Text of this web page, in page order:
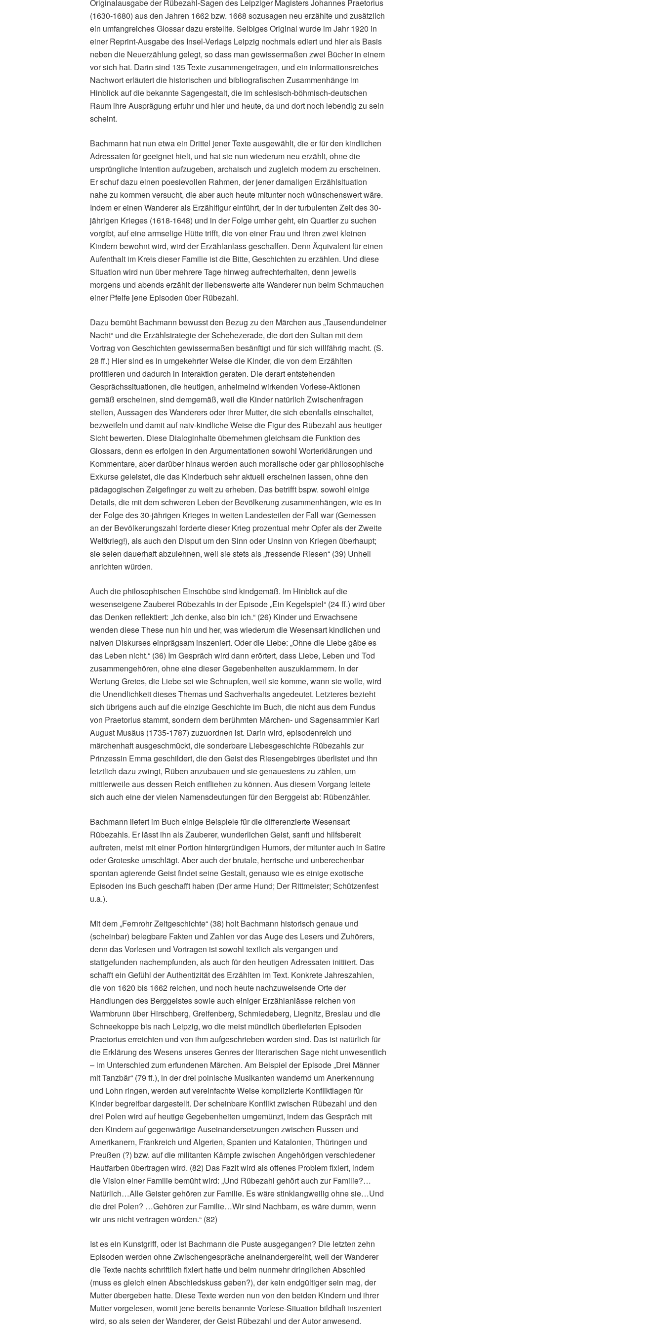
Originalausgabe der Rübezahl-Sagen des Leipziger Magisters Johannes Praetorius
(1630-1680) aus den Jahren 1662 bzw. 1668 sozusagen neu erzählte und zusätzlich
ein umfangreiches Glossar dazu erstellte. Selbiges Original wurde im Jahr 1920 in
einer Reprint-Ausgabe des Insel-Verlags Leipzig nochmals ediert und hier als Basis
neben die Neuerzählung gelegt, so dass man gewissermaßen zwei Bücher in einem
vor sich hat. Darin sind 135 Texte zusammengetragen, und ein informationsreiches
Nachwort erläutert die historischen und bibliografischen Zusammenhänge im
Hinblick auf die bekannte Sagengestalt, die im schlesisch-böhmisch-deutschen
Raum ihre Ausprägung erfuhr und hier und heute, da und dort noch lebendig zu sein
scheint.
Bachmann hat nun etwa ein Drittel jener Texte ausgewählt, die er für den kindlichen
Adressaten für geeignet hielt, und hat sie nun wiederum neu erzählt, ohne die
ursprüngliche Intention aufzugeben, archaisch und zugleich modern zu erscheinen.
Er schuf dazu einen poesievollen Rahmen, der jener damaligen Erzählsituation
nahe zu kommen versucht, die aber auch heute mitunter noch wünschenswert wäre.
Indem er einen Wanderer als Erzählfigur einführt, der in der turbulenten Zeit des 30-
jährigen Krieges (1618-1648) und in der Folge umher geht, ein Quartier zu suchen
vorgibt, auf eine armselige Hütte trifft, die von einer Frau und ihren zwei kleinen
Kindern bewohnt wird, wird der Erzählanlass geschaffen. Denn Äquivalent für einen
Aufenthalt im Kreis dieser Familie ist die Bitte, Geschichten zu erzählen. Und diese
Situation wird nun über mehrere Tage hinweg aufrechterhalten, denn jeweils
morgens und abends erzählt der liebenswerte alte Wanderer nun beim Schmauchen
einer Pfeife jene Episoden über Rübezahl.
Dazu bemüht Bachmann bewusst den Bezug zu den Märchen aus „Tausendundeiner
Nacht“ und die Erzählstrategie der Schehezerade, die dort den Sultan mit dem
Vortrag von Geschichten gewissermaßen besänftigt und für sich willfährig macht. (S.
28 ff.) Hier sind es in umgekehrter Weise die Kinder, die von dem Erzählten
profitieren und dadurch in Interaktion geraten. Die derart entstehenden
Gesprächssituationen, die heutigen, anheimelnd wirkenden Vorlese-Aktionen
gemäß erscheinen, sind demgemäß, weil die Kinder natürlich Zwischenfragen
stellen, Aussagen des Wanderers oder ihrer Mutter, die sich ebenfalls einschaltet,
bezweifeln und damit auf naiv-kindliche Weise die Figur des Rübezahl aus heutiger
Sicht bewerten. Diese Dialoginhalte übernehmen gleichsam die Funktion des
Glossars, denn es erfolgen in den Argumentationen sowohl Worterklärungen und
Kommentare, aber darüber hinaus werden auch moralische oder gar philosophische
Exkurse geleistet, die das Kinderbuch sehr aktuell erscheinen lassen, ohne den
pädagogischen Zeigefinger zu weit zu erheben. Das betrifft bspw. sowohl einige
Details, die mit dem schweren Leben der Bevölkerung zusammenhängen, wie es in
der Folge des 30-jährigen Krieges in weiten Landesteilen der Fall war (Gemessen
an der Bevölkerungszahl forderte dieser Krieg prozentual mehr Opfer als der Zweite
Weltkrieg!), als auch den Disput um den Sinn oder Unsinn von Kriegen überhaupt;
sie seien dauerhaft abzulehnen, weil sie stets als „fressende Riesen“ (39) Unheil
anrichten würden.
Auch die philosophischen Einschübe sind kindgemäß. Im Hinblick auf die
wesenseigene Zauberei Rübezahls in der Episode „Ein Kegelspiel“ (24 ff.) wird über
das Denken reflektiert: „Ich denke, also bin ich.“ (26) Kinder und Erwachsene
wenden diese These nun hin und her, was wiederum die Wesensart kindlichen und
naiven Diskurses einprägsam inszeniert. Oder die Liebe: „Ohne die Liebe gäbe es
das Leben nicht.“ (36) Im Gespräch wird dann erörtert, dass Liebe, Leben und Tod
zusammengehören, ohne eine dieser Gegebenheiten auszuklammern. In der
Wertung Gretes, die Liebe sei wie Schnupfen, weil sie komme, wann sie wolle, wird
die Unendlichkeit dieses Themas und Sachverhalts angedeutet. Letzteres bezieht
sich übrigens auch auf die einzige Geschichte im Buch, die nicht aus dem Fundus
von Praetorius stammt, sondern dem berühmten Märchen- und Sagensammler Karl
August Musäus (1735-1787) zuzuordnen ist. Darin wird, episodenreich und
märchenhaft ausgeschmückt, die sonderbare Liebesgeschichte Rübezahls zur
Prinzessin Emma geschildert, die den Geist des Riesengebirges überlistet und ihn
letztlich dazu zwingt, Rüben anzubauen und sie genauestens zu zählen, um
mittlerweile aus dessen Reich entfliehen zu können. Aus diesem Vorgang leitete
sich auch eine der vielen Namensdeutungen für den Berggeist ab: Rübenzähler.
Bachmann liefert im Buch einige Beispiele für die differenzierte Wesensart
Rübezahls. Er lässt ihn als Zauberer, wunderlichen Geist, sanft und hilfsbereit
auftreten, meist mit einer Portion hintergründigen Humors, der mitunter auch in Satire
oder Groteske umschlägt. Aber auch der brutale, herrische und unberechenbar
spontan agierende Geist findet seine Gestalt, genauso wie es einige exotische
Episoden ins Buch geschafft haben (Der arme Hund; Der Rittmeister; Schützenfest
u.a.).
Mit dem „Fernrohr Zeitgeschichte“ (38) holt Bachmann historisch genaue und
(scheinbar) belegbare Fakten und Zahlen vor das Auge des Lesers und Zuhörers,
denn das Vorlesen und Vortragen ist sowohl textlich als vergangen und
stattgefunden nachempfunden, als auch für den heutigen Adressaten initiiert. Das
schafft ein Gefühl der Authentizität des Erzählten im Text. Konkrete Jahreszahlen,
die von 1620 bis 1662 reichen, und noch heute nachzuweisende Orte der
Handlungen des Berggeistes sowie auch einiger Erzählanlässe reichen von
Warmbrunn über Hirschberg, Greifenberg, Schmiedeberg, Liegnitz, Breslau und die
Schneekoppe bis nach Leipzig, wo die meist mündlich überlieferten Episoden
Praetorius erreichten und von ihm aufgeschrieben worden sind. Das ist natürlich für
die Erklärung des Wesens unseres Genres der literarischen Sage nicht unwesentlich
– im Unterschied zum erfundenen Märchen. Am Beispiel der Episode „Drei Männer
mit Tanzbär“ (79 ff.), in der drei polnische Musikanten wandernd um Anerkennung
und Lohn ringen, werden auf vereinfachte Weise komplizierte Konfliktlagen für
Kinder begreifbar dargestellt. Der scheinbare Konflikt zwischen Rübezahl und den
drei Polen wird auf heutige Gegebenheiten umgemünzt, indem das Gespräch mit
den Kindern auf gegenwärtige Auseinandersetzungen zwischen Russen und
Amerikanern, Frankreich und Algerien, Spanien und Katalonien, Thüringen und
Preußen (?) bzw. auf die militanten Kämpfe zwischen Angehörigen verschiedener
Hautfarben übertragen wird. (82) Das Fazit wird als offenes Problem fixiert, indem
die Vision einer Familie bemüht wird: „Und Rübezahl gehört auch zur Familie?…
Natürlich…Alle Geister gehören zur Familie. Es wäre stinklangweilig ohne sie…Und
die drei Polen? …Gehören zur Familie…Wir sind Nachbarn, es wäre dumm, wenn
wir uns nicht vertragen würden.“ (82)
Ist es ein Kunstgriff, oder ist Bachmann die Puste ausgegangen? Die letzten zehn
Episoden werden ohne Zwischengespräche aneinandergereiht, weil der Wanderer
die Texte nachts schriftlich fixiert hatte und beim nunmehr dringlichen Abschied
(muss es gleich einen Abschiedskuss geben?), der kein endgültiger sein mag, der
Mutter übergeben hatte. Diese Texte werden nun von den beiden Kindern und ihrer
Mutter vorgelesen, womit jene bereits benannte Vorlese-Situation bildhaft inszeniert
wird, so als seien der Wanderer, der Geist Rübezahl und der Autor anwesend.